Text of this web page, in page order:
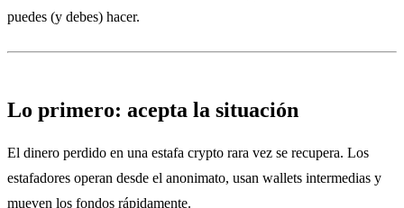
puedes (y debes) hacer.
Lo primero: acepta la situación
El dinero perdido en una estafa crypto rara vez se recupera. Los
estafadores operan desde el anonimato, usan wallets intermedias y
mueven los fondos rápidamente.